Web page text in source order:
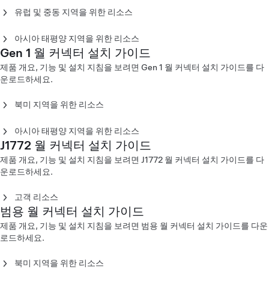
Gen 3 월 커넥터 설치 가이드 - 유럽(Slovenski)
Gen 3 월 커넥터 설치 가이드 - 유럽(Türkçe)
Gen 3 월 커넥터 설치 가이드 - 유럽(ελληνικά)
Gen 3 월 커넥터 설치 가이드 - 중동(עִבְרִית)
Gen 2 월 커넥터 설치 가이드 - 북미(Español)
유럽 및 중동 지역을 위한 리소스
Gen 2 월 커넥터 설치 가이드 - 유럽(Dansk)
Gen 2 월 커넥터 설치 가이드 - 유럽(Deutsch)
Gen 2 월 커넥터 설치 가이드 - 유럽(English)
Gen 2 월 커넥터 설치 가이드 - 유럽(Español)
Gen 2 월 커넥터 설치 가이드 - 유럽(Français)
Gen 2 월 커넥터 설치 가이드 - 유럽(Nederlands)
Gen 2 월 커넥터 설치 가이드 - 유럽(Polski)
Gen 2 월 커넥터 설치 가이드 - 유럽(Português)
Gen 2 월 커넥터 설치 가이드 - 유럽(Suomi)
Gen 2 월 커넥터 설치 가이드 - 유럽(Svenska)
아시아 태평양 지역을 위한 리소스
Gen 2 월 커넥터 설치 가이드 - 호주(English)
Gen 2 월 커넥터 설치 가이드 - 중국(English)
Gen 2 월 커넥터 설치 가이드 - 중국(中文)
Gen 2 월 커넥터 설치 가이드 - 싱가포르(English)
Gen 2 월 커넥터 설치 가이드 - 일본(English)
Gen 2 월 커넥터 설치 가이드 - 한국(English)
Gen 2 월 커넥터 설치 가이드 - 한국(한국어)
Gen 2 월 커넥터 설치 가이드 - 대만(English)
Gen 2 월 커넥터 설치 가이드 - 대만(台灣)
Gen 1 월 커넥터 설치 가이드
제품 개요, 기능 및 설치 지침을 보려면 Gen 1 월 커넥터 설치 가이드를 다
운로드하세요.
북미 지역을 위한 리소스
Gen 1 월 커넥터 설치 가이드(부품 번호 -C 또는 -D)(English)
아시아 태평양 지역을 위한 리소스
Gen 1 월 커넥터 설치 가이드 - 호주(English)
Gen 1 월 커넥터 설치 가이드 - 중국(中文)
Gen 1 월 커넥터 설치 가이드 - 홍콩(繁體中文)
Gen 1 월 커넥터 설치 가이드(부품 번호 -C 또는 -D) - 일본(日
J1772 월 커넥터 설치 가이드
제품 개요, 기능 및 설치 지침을 보려면 J1772 월 커넥터 설치 가이드를 다
운로드하세요.
고객 리소스
Gen 3 J1772 월 커넥터 설치 가이드(English)‎
Gen 3 J1772 월 커넥터 설치 가이드(Français)‎
J1772 월 커넥터 설치 가이드(English)
J1772 월 커넥터 설치 가이드(Español)
J1772 월 커넥터 설치 가이드- 일본(日本語)
범용 월 커넥터 설치 가이드
제품 개요, 기능 및 설치 지침을 보려면 범용 월 커넥터 설치 가이드를 다운
로드하세요.
북미 지역을 위한 리소스